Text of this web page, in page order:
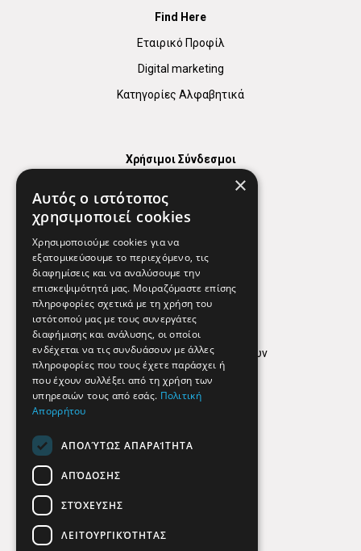
Find Here
Εταιρικό Προφίλ
Digital marketing
Κατηγορίες Αλφαβητικά
Χρήσιμοι Σύνδεσμοι
Χρήσιμα Τηλέφωνα
Εφημερεύοντα Φαρμακεία
Απόρρητο
Όροι Χρήσης
Πολιτική προστασίας δεδομένων
Findhere
Social Media
×
Αυτός ο ιστότοπος
χρησιμοποιεί cookies
Χρησιμοποιούμε cookies για να
εξατομικεύσουμε το περιεχόμενο, τις
διαφημίσεις και να αναλύσουμε την
επισκεψιμότητά μας. Μοιραζόμαστε επίσης
πληροφορίες σχετικά με τη χρήση του
ιστότοπού μας με τους συνεργάτες
διαφήμισης και ανάλυσης, οι οποίοι
ενδέχεται να τις συνδυάσουν με άλλες
πληροφορίες που τους έχετε παράσχει ή
που έχουν συλλέξει από τη χρήση των
υπηρεσιών τους από εσάς. Πολιτική
Απορρήτου
ΑΠΟΛΎΤΩΣ ΑΠΑΡΑΊΤΗΤΑ
ΑΠΌΔΟΣΗΣ
ΣΤΌΧΕΥΣΗΣ
ΛΕΙΤΟΥΡΓΙΚΌΤΗΤΑΣ